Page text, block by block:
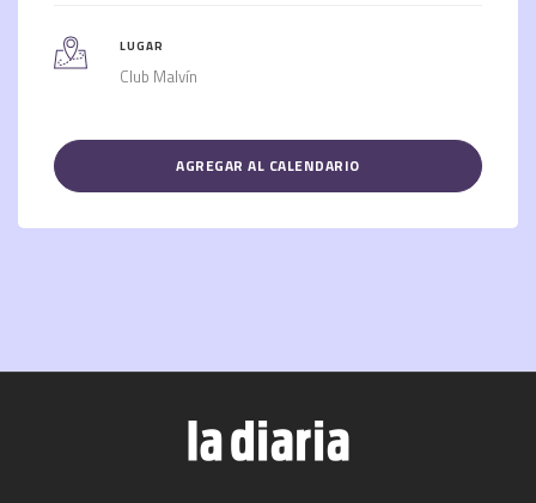
LUGAR
Club Malvín
AGREGAR AL CALENDARIO